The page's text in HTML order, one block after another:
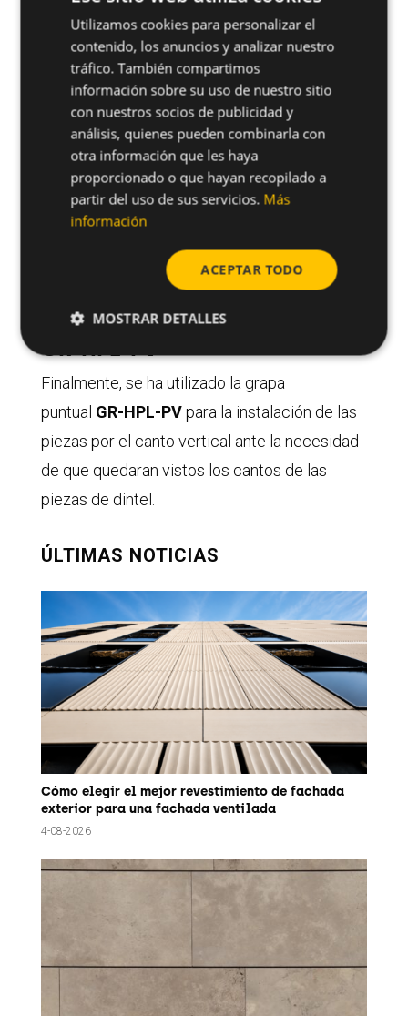
De este modo, el tipo de anclajePF-ALU-
HPL-60utilizado en este proyecto permite
sujetar las piezas de la misma hilada con dos
únicos perfiles horizontales: uno inferior y otro
superior, sin la necesidad de deslizar las
piezas desde los extremos e
independientemente del ancho de las mismas
GR-HPL-PV
Finalmente, se ha utilizado la grapa
puntual GR-HPL-PVpara la instalación de las
piezas por el canto vertical ante la necesidad
de que quedaran vistos los cantos de las
piezas de dintel.
ÚLTIMAS NOTICIAS
Cómo elegir el mejor revestimiento de fachada
exterior para una fachada ventilada
4-08-2026
SPANISH
ENGLISH
Utilizamos cookies para personalizar el
contenido, los anuncios y analizar nuestro
tráfico. También compartimos
información sobre su uso de nuestro sitio
con nuestros socios de publicidad y
análisis, quienes pueden combinarla con
otra información que les haya
proporcionado o que hayan recopilado a
partir del uso de sus servicios. Más
información
ACEPTAR TODO
MOSTRAR DETALLES